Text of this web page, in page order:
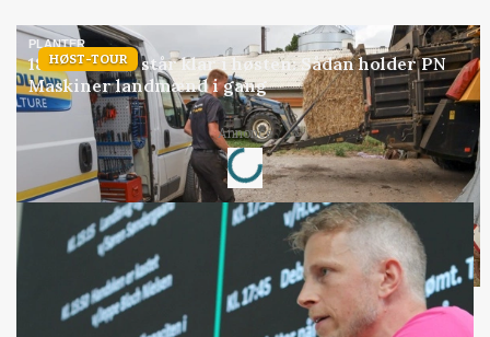
HØST-TOUR
PLANTER
18 montører står klar i høsten: Sådan holder PN
Maskiner landmænd i gang
Annonce
Loading...